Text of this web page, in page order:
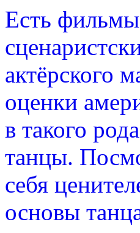
Есть
актёрского
оценки
в такого
танцы.
себя
основы